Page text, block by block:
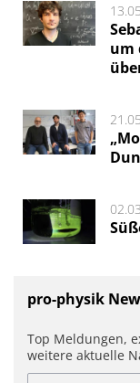
um
pro-physik
Top Meldungen,
weitere aktuelle